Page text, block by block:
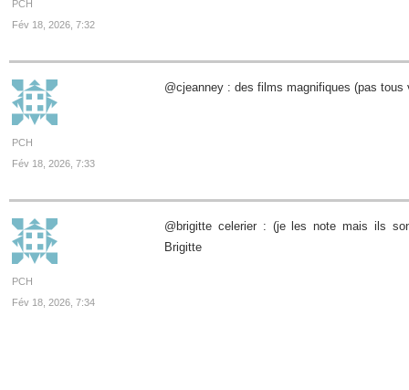
PCH
Fév 18, 2026, 7:32
PCH
Fév 18, 2026, 7:33
@cjeanney : des films magnifiques (pas
PCH
Fév 18, 2026, 7:34
@brigitte celerier : (je les note mais ils
Brigitte